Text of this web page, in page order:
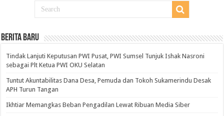
BERITA BARU
Tindak Lanjuti Keputusan PWI Pusat, PWI Sumsel Tunjuk Ishak Nasroni
sebagai Plt Ketua PWI OKU Selatan
Tuntut Akuntabilitas Dana Desa, Pemuda dan Tokoh Sukamerindu Desak
APH Turun Tangan
Ikhtiar Memangkas Beban Pengadilan Lewat Ribuan Media Siber